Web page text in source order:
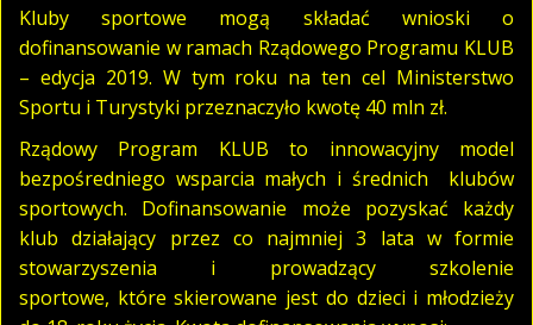
Kluby sportowe mogą składać wnioski o
dofinansowanie w ramach Rządowego Programu KLUB
– edycja 2019. W tym roku na ten cel Ministerstwo
Sportu i Turystyki przeznaczyło kwotę 40 mln zł.
Rządowy Program KLUB to innowacyjny model
bezpośredniego wsparcia małych i średnich klubów
sportowych. Dofinansowanie może pozyskać każdy
klub działający przez co najmniej 3 lata w formie
stowarzyszenia i prowadzący szkolenie
sportowe, które skierowane jest do dzieci i młodzieży